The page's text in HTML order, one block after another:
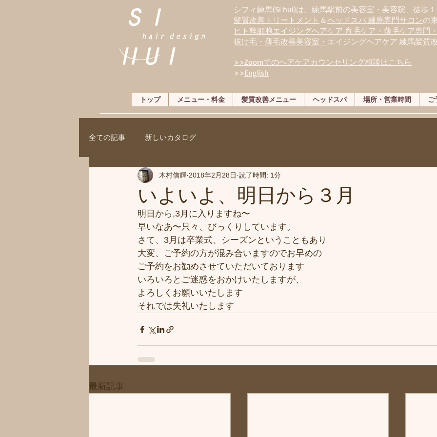
シフィ練馬(Si hui)は、 練馬駅前の美容室・美容院、徒歩
髪質改善トリートメント ＆ヘッドスパ 練馬専門サロンの
ヒト幹細胞エイジングヘアケア 育毛ケア・薄毛ケア専門
抜け毛・薄毛改善美容室・ エイジングヘアケア 練馬髪質
>>Zoomでのヘアケアカウンセリング相談はこちら
>>English
トップ メニュー・料金 髪質改善メニュー ヘッドスパ 場所・営業時間 ご
全ての記事 新しいカタログ
いよいよ、明日から３月
木村信輝 2018年2月28日 読了時間: 1分
明日から,3月に入りますね〜
早いなあ〜只々、びっくりしています。
さて、3月は卒業式、シーズンということもあり
大変、ご予約の方が混み合いますのでお早めの
ご予約をお勧めさせていただいております
いろいろとご迷惑をおかけいたしますが、
よろしくお願いいたします
それでは失礼いたします
最新記事